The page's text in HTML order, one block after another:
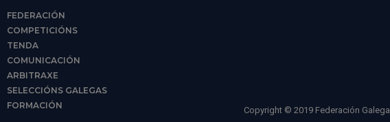
FEDERACIÓN
COMPETICIÓNS
TENDA
COMUNICACIÓN
ARBITRAXE
SELECCIÓNS GALEGAS
FORMACIÓN
Copyright © 2019 Federación